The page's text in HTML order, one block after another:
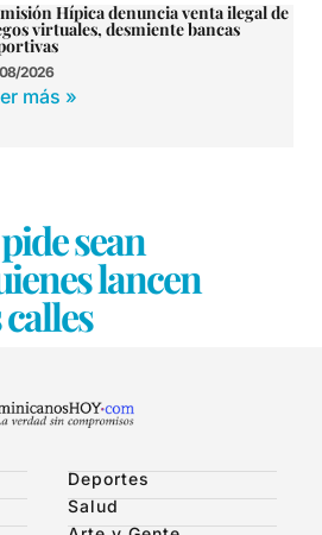
Hípica denuncia venta ilegal de
virtuales, desmiente bancas
2026
más »
sean
lancen
Deportes
Salud